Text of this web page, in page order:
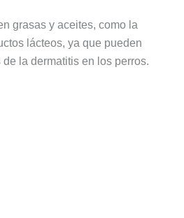
grasas y aceites, como la
lácteos, ya que pueden
la dermatitis en los perros.